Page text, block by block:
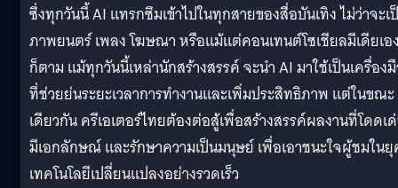
ซึ่งทุกวันนี้ AI แทรกซึมเข้าไปในทุกสายของสื่อบันเทิง ไม่ว่าจะเ
ภาพยนตร์ เพลง โฆษณา หรือแม้แต่คอนเทนต์โซเชียลมีเดียเอ
ก็ตาม แม้ทุกวันนี้เหล่านักสร้างสรรค์ จะนำ AI มาใช้เป็นเครื่อง
ที่ช่วยย่นระยะเวลาการทำงานและเพิ่มประสิทธิภาพ แต่ในขณะ
เดียวกัน ครีเอเตอร์ไทยต้องต่อสู้เพื่อสร้างสรรค์ผลงานที่โดดเ
มีเอกลักษณ์ และรักษาความเป็นมนุษย์ เพื่อเอาชนะใจผู้ชมใน
เทคโนโลยีเปลี่ยนแปลงอย่างรวดเร็ว